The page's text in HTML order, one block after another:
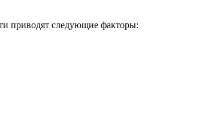
приводят следующие факторы: